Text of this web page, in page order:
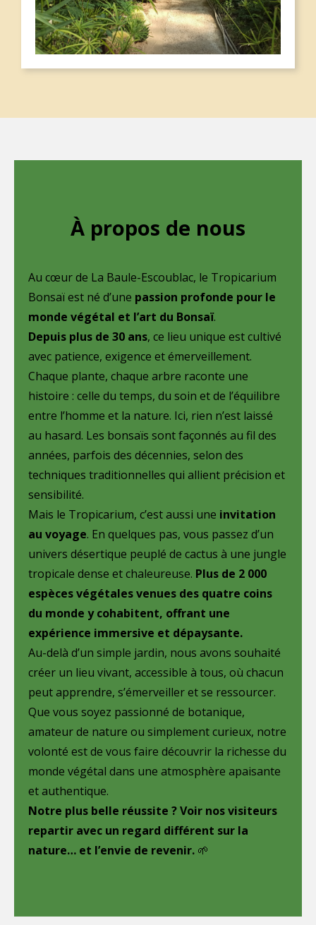
À propos de nous
Au cœur de La Baule-Escoublac, le Tropicarium
Bonsaï est né d’une passion profonde pour le
monde végétal et l’art du Bonsaï.
Depuis plus de 30 ans, ce lieu unique est cultivé
avec patience, exigence et émerveillement.
Chaque plante, chaque arbre raconte une
histoire : celle du temps, du soin et de l’équilibre
entre l’homme et la nature. Ici, rien n’est laissé
au hasard. Les bonsaïs sont façonnés au fil des
années, parfois des décennies, selon des
techniques traditionnelles qui allient précision et
sensibilité.
Mais le Tropicarium, c’est aussi une invitation
au voyage. En quelques pas, vous passez d’un
univers désertique peuplé de cactus à une jungle
tropicale dense et chaleureuse. Plus de 2 000
espèces végétales venues des quatre coins
du monde y cohabitent, offrant une
expérience immersive et dépaysante.
Au-delà d’un simple jardin, nous avons souhaité
créer un lieu vivant, accessible à tous, où chacun
peut apprendre, s’émerveiller et se ressourcer.
Que vous soyez passionné de botanique,
amateur de nature ou simplement curieux, notre
volonté est de vous faire découvrir la richesse du
monde végétal dans une atmosphère apaisante
et authentique.
Notre plus belle réussite ? Voir nos visiteurs
repartir avec un regard différent sur la
nature… et l’envie de revenir. 🌱